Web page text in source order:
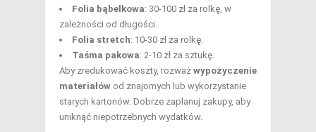
Folia bąbelkowa: 30-100 zł za rolkę, w
zależności od długości.
Folia stretch: 10-30 zł za rolkę.
Taśma pakowa: 2-10 zł za sztukę.
Aby zredukować koszty, rozważ wypożyczenie
materiałów od znajomych lub wykorzystanie
starych kartonów. Dobrze zaplanuj zakupy, aby
uniknąć niepotrzebnych wydatków.